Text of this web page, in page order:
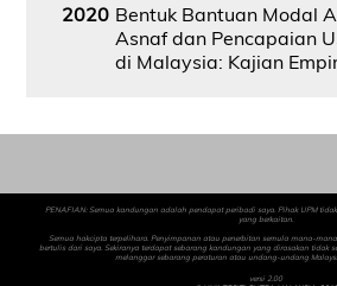
2020 Bentuk Bantuan Modal
Asnaf dan Pencapaian
di Malaysia: Kajian
PENAFIAN: Semua kandungan adalah pendapat peribadi saya. Pihak UPM
yang berkaitan.
Semua hakcipta terpelihara. Penyimpanan atau penerbitan semula mana-
bertulis dari saya. Sekiranya terdapat sebarang kandungan yang dirasakan tidak
melanggar sebarang peraturan atau undang-undang
versi 2.00